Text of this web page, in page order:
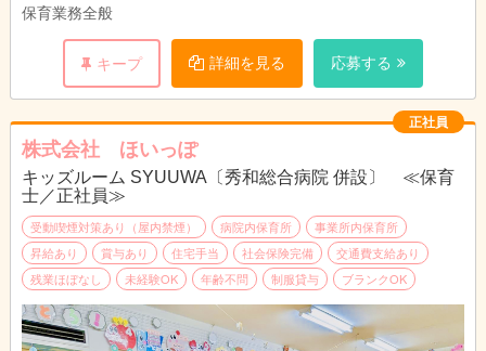
保育業務全般
キープ 詳細を見る 応募する
正社員
株式会社 ほいっぽ
キッズルーム SYUUWA〔秀和総合病院 併設〕 ≪保育
士／正社員≫
受動喫煙対策あり（屋内禁煙） 病院内保育所
事業所内保育所
昇給あり
賞与あり 住宅手当 社会保険完備
交通費支給あり
残業ほぼなし
未経験OK 年齢不問 制服貸与 ブランクOK